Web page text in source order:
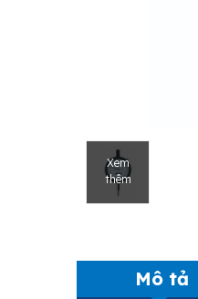
Xem
thêm
Mô tả